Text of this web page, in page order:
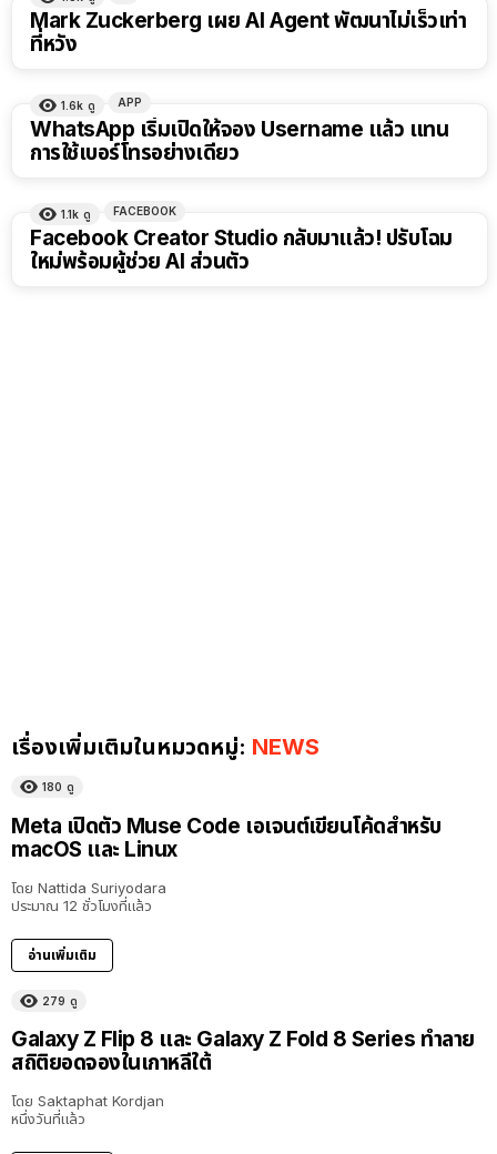
Mark Zuckerberg เผย AI Agent พัฒนาไม่เร็วเท่า
ที่หวัง
1.6k ดู APP
WhatsApp เริ่มเปิดให้จอง Username แล้ว แทน
การใช้เบอร์โทรอย่างเดียว
1.1k ดู FACEBOOK
Facebook Creator Studio กลับมาแล้ว! ปรับโฉม
ใหม่พร้อมผู้ช่วย AI ส่วนตัว
เรื่องเพิ่มเติมในหมวดหมู่: NEWS
180 ดู
Meta เปิดตัว Muse Code เอเจนต์เขียนโค้ดสำหรับ
macOS และ Linux
โดย Nattida Suriyodara
ประมาณ 12 ชั่วโมงที่แล้ว
อ่านเพิ่มเติม
279 ดู
Galaxy Z Flip 8 และ Galaxy Z Fold 8 Series ทำลาย
สถิติยอดจองในเกาหลีใต้
โดย Saktaphat Kordjan
หนึ่งวันที่แล้ว